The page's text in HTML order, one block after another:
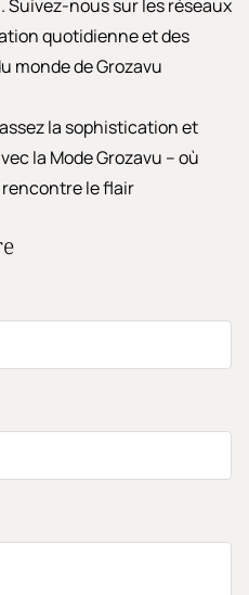
Suivez-nous sur les réseaux
quotidienne et des
monde de Grozavu
la sophistication et
la Mode Grozavu – où
le flair